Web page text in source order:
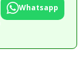
Whatsapp